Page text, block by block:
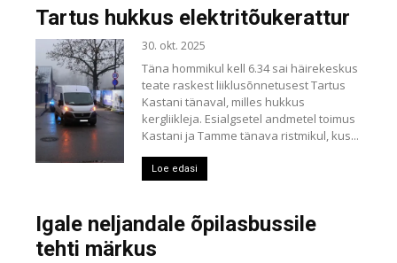
Tartus hukkus elektritõukerattur
30. okt. 2025
Täna hommikul kell 6.34 sai häirekeskus
teate raskest liiklusõnnetusest Tartus
Kastani tänaval, milles hukkus
kergliikleja. Esialgsetel andmetel toimus
Kastani ja Tamme tänava ristmikul, kus...
Loe edasi
Igale neljandale õpilasbussile
tehti märkus